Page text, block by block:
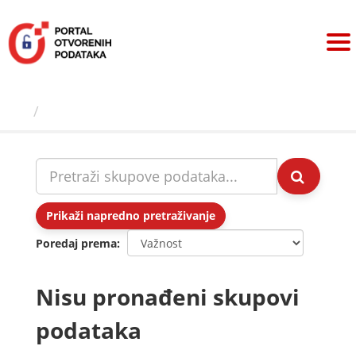
sadržaj
Prikaži napredno pretraživanje
Poredaj prema
Nisu pronađeni skupovi
podataka